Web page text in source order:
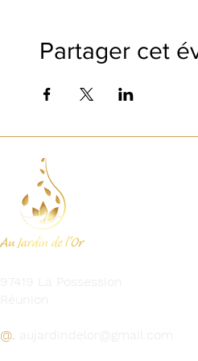
Partager cet
97419 La Possession
Réunion
@. aujardindelor@gmail.com